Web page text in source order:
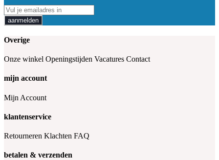
aanmelden
Overige
Onze winkel Openingstijden Vacatures Contact
mijn account
Mijn Account
klantenservice
Retourneren Klachten FAQ
betalen & verzenden